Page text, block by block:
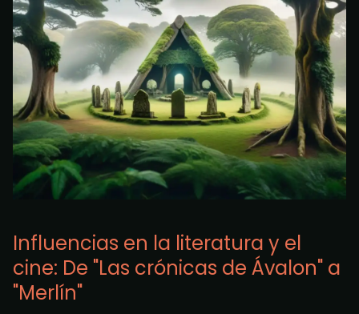
Influencias en la literatura y el
cine: De "Las crónicas de Ávalon" a
"Merlín"